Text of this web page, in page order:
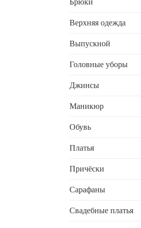
Верхняя одежда
Выпускной
Головные уборы
Джинсы
Маникюр
Обувь
Платья
Причёски
Сарафаны
Свадебные платья